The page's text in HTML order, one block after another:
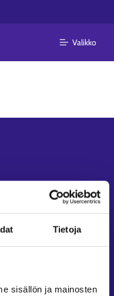
Tietoja
sisällön ja mainosten
Valikko